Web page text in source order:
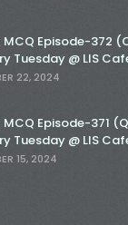
MCQ Episode-372
Tuesday @ LIS
22, 2024
MCQ Episode-371
Tuesday @ LIS
15, 2024